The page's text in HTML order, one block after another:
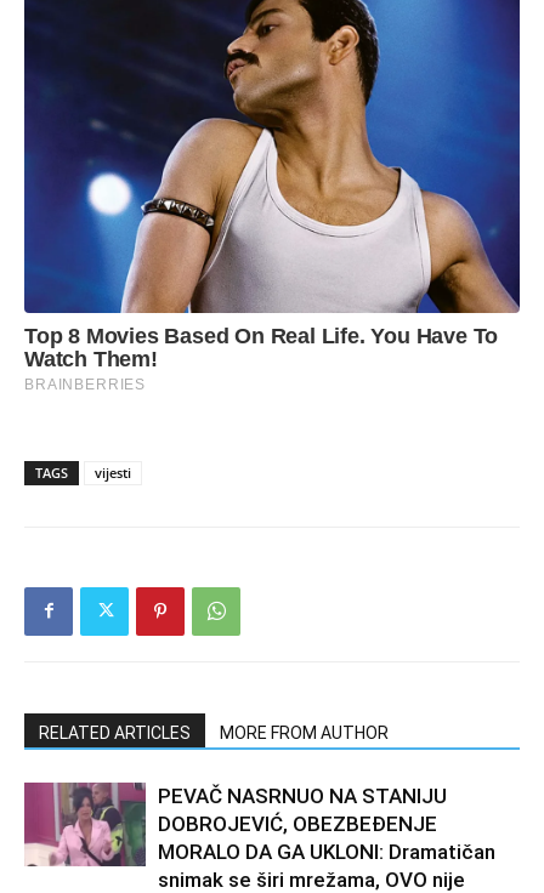
TAGS vijesti
RELATED ARTICLES MORE FROM AUTHOR
PEVAČ NASRNUO NA STANIJU
DOBROJEVIĆ, OBEZBEĐENJE
MORALO DA GA UKLONI: Dramatičan
snimak se širi mrežama, OVO nije